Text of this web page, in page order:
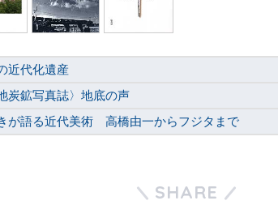
近代化遺産
炭鉱写真誌〉地底の声
が語る近代美術 高橋由一からフジタまで
SHARE